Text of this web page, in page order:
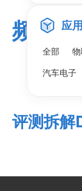
频
应用
全部
汽车电子
评测拆解